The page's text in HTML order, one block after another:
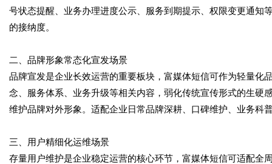
号状态提醒、业务办理进度公示、服务到期提示、权限变更通知
的接纳度。
二、品牌形象常态化宣发场景
品牌宣发是企业长效运营的重要板块，富媒体短信可作为轻量化
念、服务体系、业务升级等相关内容，弱化传统宣传形式的生硬
维护品牌对外形象。适配企业日常品牌深耕、口碑维护、业务科
三、用户精细化运维场景
存量用户维护是企业稳定运营的核心环节，富媒体短信可适配全